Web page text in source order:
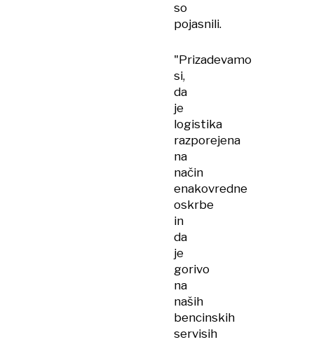
so
pojasnili.
"Prizadevamo
si,
da
je
logistika
razporejena
na
način
enakovredne
oskrbe
in
da
je
gorivo
na
naših
bencinskih
servisih